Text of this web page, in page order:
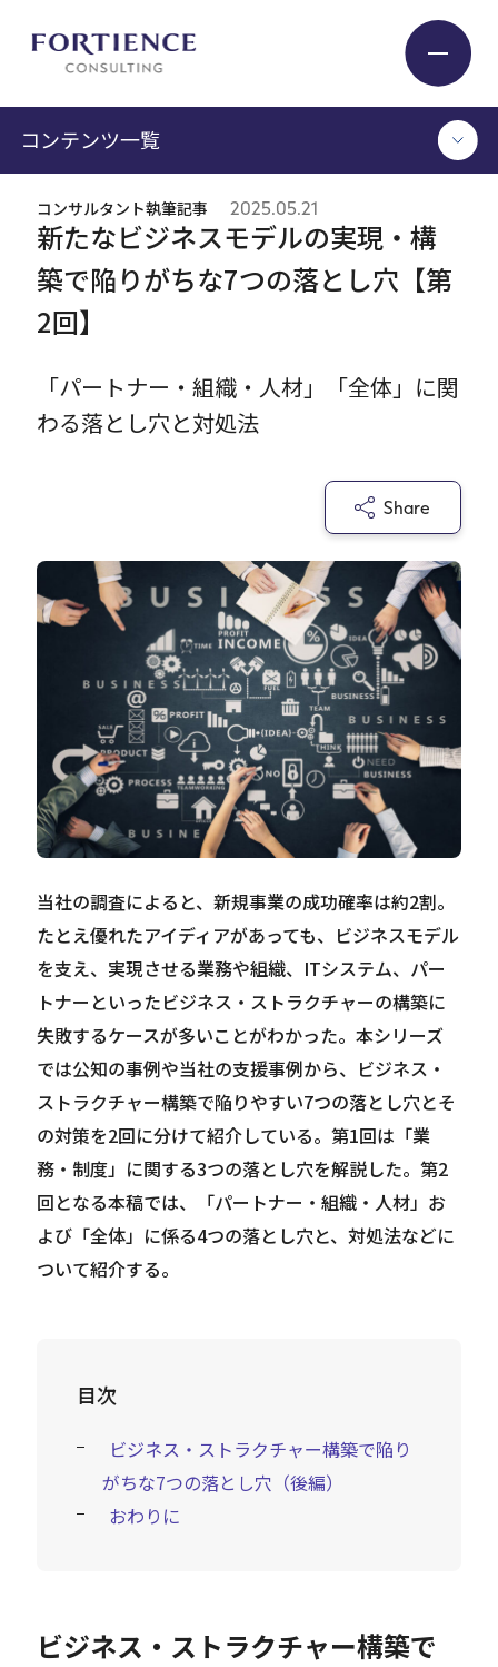
Service
Insight
Expert
Careers
サイト内検索
Contact
コンテンツ一覧
TOP
コンサルタント執筆記事
セミナー / イベント
セミナーアーカイブ
メディア掲載
書籍
新たなビジネスモデルの実現・構
築で陥りがちな7つの落とし穴【第
2回】
「パートナー・組織・人材」「全体」に関
わる落とし穴と対処法
コンサルタント執筆記事 2025.05.21
Share
当社の調査によると、新規事業の成功確率は約2割。
たとえ優れたアイディアがあっても、ビジネスモデル
を支え、実現させる業務や組織、ITシステム、パー
トナーといったビジネス・ストラクチャーの構築に
失敗するケースが多いことがわかった。本シリーズ
では公知の事例や当社の支援事例から、ビジネス・
ストラクチャー構築で陥りやすい7つの落とし穴とそ
の対策を2回に分けて紹介している。第1回は「業
務・制度」に関する3つの落とし穴を解説した。第2
回となる本稿では、「パートナー・組織・人材」お
よび「全体」に係る4つの落とし穴と、対処法などに
ついて紹介する。
目次
ビジネス・ストラクチャー構築で陥り
がちな7つの落とし穴（後編）
おわりに
ビジネス・ストラクチャー構築で